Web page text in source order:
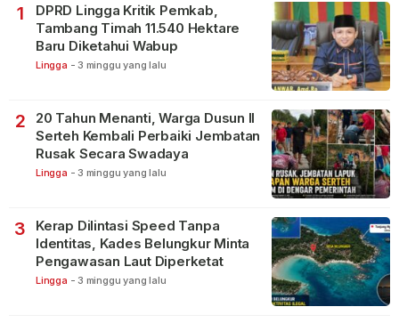
1
DPRD Lingga Kritik Pemkab,
Tambang Timah 11.540 Hektare
Baru Diketahui Wabup
Lingga - 3 minggu yang lalu
2
20 Tahun Menanti, Warga Dusun II
Serteh Kembali Perbaiki Jembatan
Rusak Secara Swadaya
Lingga - 3 minggu yang lalu
3
Kerap Dilintasi Speed Tanpa
Identitas, Kades Belungkur Minta
Pengawasan Laut Diperketat
Lingga - 3 minggu yang lalu